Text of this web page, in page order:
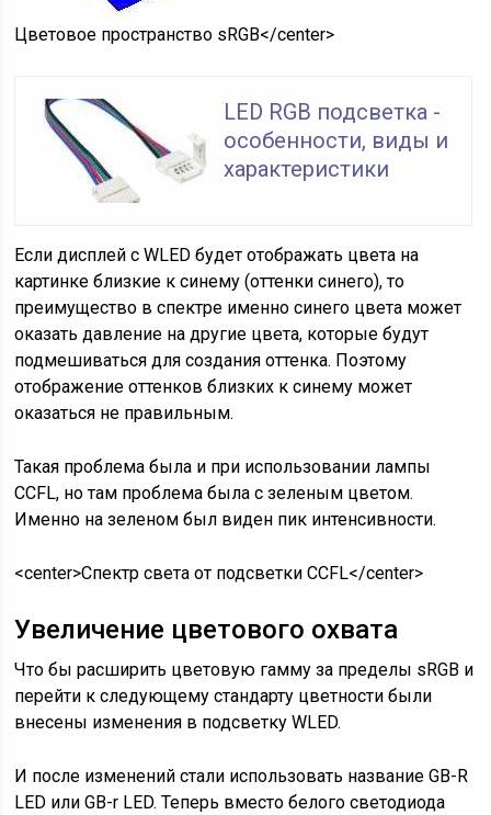
Цветовое пространство sRGB</center>
LED RGB подсветка -
особенности, виды и
характеристики
Если дисплей с WLED будет отображать цвета на
картинке близкие к синему (оттенки синего), то
преимущество в спектре именно синего цвета может
оказать давление на другие цвета, которые будут
подмешиваться для создания оттенка. Поэтому
отображение оттенков близких к синему может
оказаться не правильным.
Такая проблема была и при использовании лампы
CCFL, но там проблема была с зеленым цветом.
Именно на зеленом был виден пик интенсивности.
<center>Спектр света от подсветки CCFL</center>
Увеличение цветового охвата
Что бы расширить цветовую гамму за пределы sRGB и
перейти к следующему стандарту цветности были
внесены изменения в подсветку WLED.
И после изменений стали использовать названиеGB-R
LED или GB-r LED. Теперь вместо белого светодиода